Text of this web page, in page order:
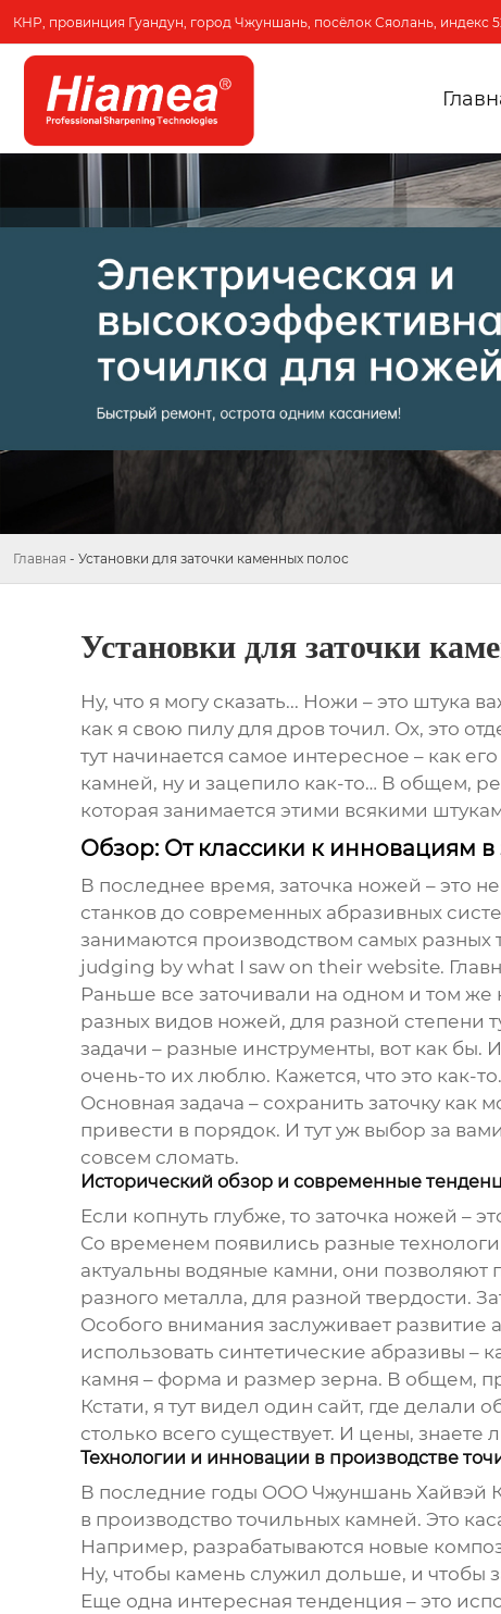
КНР, провинция Гуандун, город Чжуншань, посёлок Сяолань, индекс
Главная - Установки для заточки каменных полос
Установки для заточки
Ну, что я могу сказать... Ножи – это штука
как я свою пилу для дров точил. Ох, это
тут начинается самое интересное – как
камней, ну и зацепило как-то… В общем,
которая занимается этими всякими
Обзор: От классики к инновациям в
В последнее время, заточка ножей – это
станков до современных абразивных
занимаются производством самых разных
judging by what I saw on their website.
Раньше все заточивали на одном и том же
разных видов ножей, для разной степени
задачи – разные инструменты, вот как бы.
очень-то их люблю. Кажется, что это как-
Основная задача – сохранить заточку
привести в порядок. И тут уж выбор за
совсем сломать.
Исторический обзор и современные
Если копнуть глубже, то заточка ножей –
Со временем появились разные
актуальны водяные камни, они позволяют
разного металла, для разной твердости.
Особого внимания заслуживает
использовать синтетические абразивы
камня – форма и размер зерна. В общем,
Кстати, я тут видел один сайт, где делали
столько всего существует. И цены,
Технологии и инновации в производстве
В последние годы ООО Чжуншань Хайвэй
в производство точильных камней. Это
Например, разрабатываются новые
Ну, чтобы камень служил дольше, и чтобы
Еще одна интересная тенденция – это